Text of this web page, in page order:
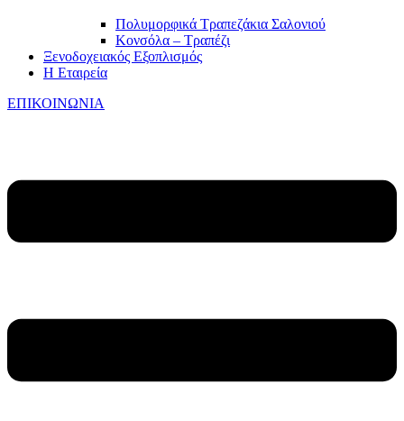
Πολυμορφικά Τραπεζάκια Σαλονιού
Κονσόλα – Τραπέζι
Ξενοδοχειακός Εξοπλισμός
Η Εταιρεία
ΕΠΙΚΟΙΝΩΝΙΑ